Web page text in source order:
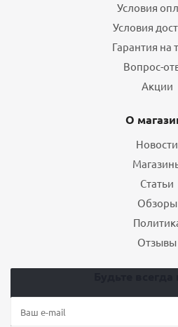
Условия
Условия
Гарантия на
Вопрос-
Акции
О
Новости
Статьи
Обзоры
Отзывы